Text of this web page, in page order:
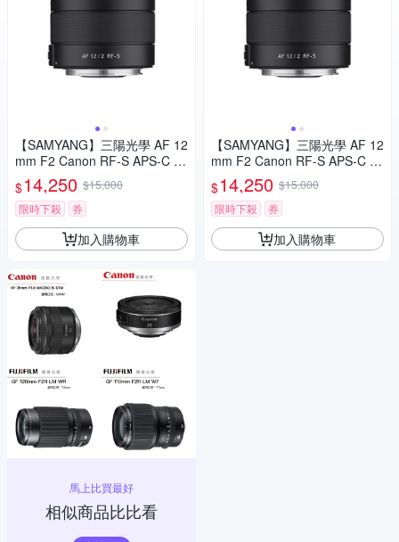
【SAMYANG】三陽光學 AF 12
mm F2 Canon RF-S APS-C 自
動對焦鏡頭 公司貨
$14,250 $15,000
限時下殺
券
加入購物車
馬上比買最好
相似商品比比看
【SAMYANG】三陽光學 AF 12
mm F2 Canon RF-S APS-C 自
動對焦鏡頭 公司貨
$14,250 $15,000
限時下殺
券
加入購物車